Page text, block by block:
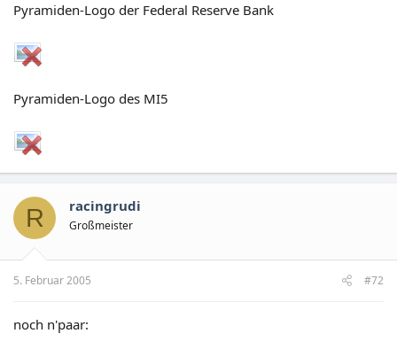
Pyramiden-Logo der Federal Reserve Bank
Pyramiden-Logo des MI5
R racingrudi
Großmeister
5. Februar 2005 #72
noch n'paar: